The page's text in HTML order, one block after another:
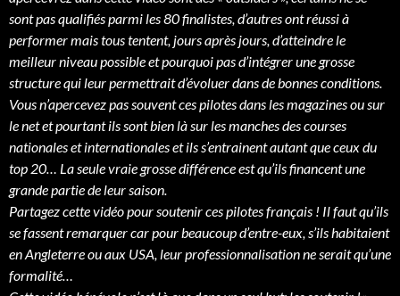
sont pas qualifiés parmi les 80 finalistes, d’autres ont réussi à
performer mais tous tentent, jours après jours, d’atteindre le
meilleur niveau possible et pourquoi pas d’intégrer une grosse
structure qui leur permettrait d’évoluer dans de bonnes conditions.
Vous n’apercevez pas souvent ces pilotes dans les magazines ou sur
le net et pourtant ils sont bien là sur les manches des courses
nationales et internationales et ils s’entrainent autant que ceux du
top 20… La seule vraie grosse différence est qu’ils financent une
grande partie de leur saison.
Partagez cette vidéo pour soutenir ces pilotes français ! Il faut qu’ils
se fassent remarquer car pour beaucoup d’entre-eux, s’ils habitaient
en Angleterre ou aux USA, leur professionnalisation ne serait qu’une
formalité…